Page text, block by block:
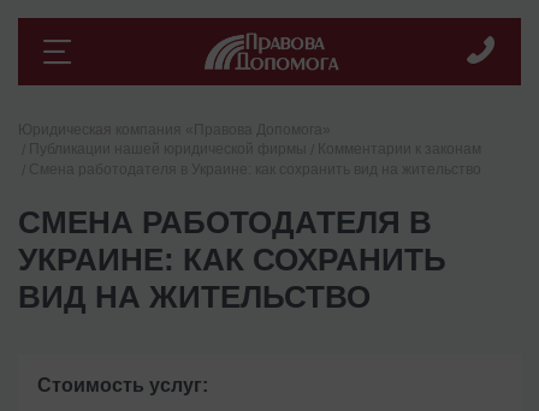
СМЕНА РАБОТОДАТЕЛЯ В
УКРАИНЕ: КАК СОХРАНИТЬ
ВИД НА ЖИТЕЛЬСТВО
Стоимость услуг: